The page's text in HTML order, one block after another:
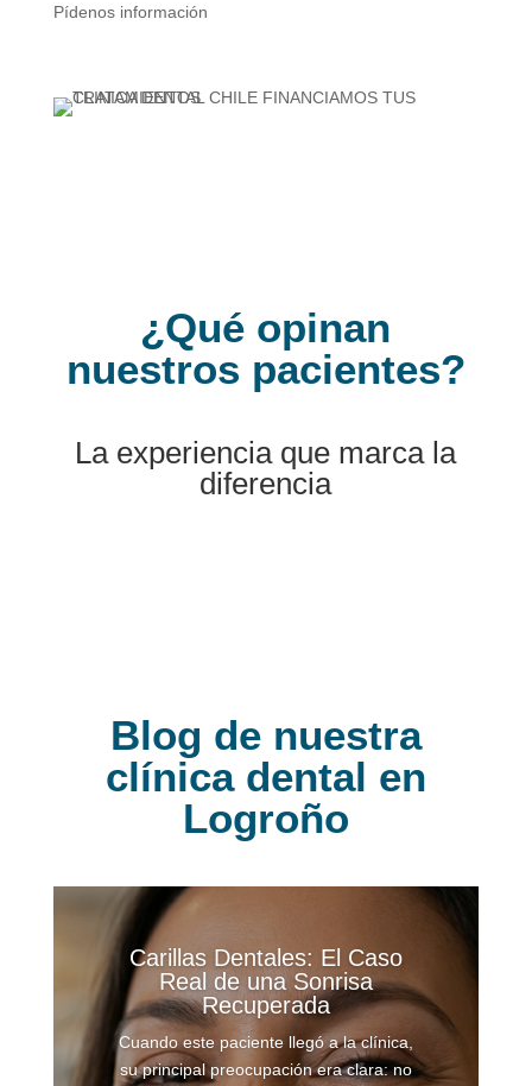
Pídenos información
¿Qué opinan
nuestros pacientes?
La experiencia que marca la
diferencia
Blog de nuestra
clínica dental en
Logroño
Carillas Dentales: El Caso
Real de una Sonrisa
Recuperada
Cuando este paciente llegó a la clínica,
su principal preocupación era clara: no